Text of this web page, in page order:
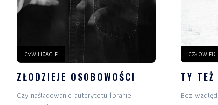
CYWILIZACJE
ZŁODZIEJE OSOBOWOŚCI
Czy naśladowanie autorytetu (branie
CZŁOWIEK
TY TEŻ
Bez